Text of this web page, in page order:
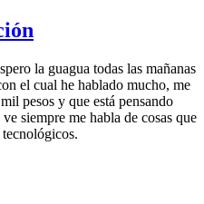
la guagua todas las mañanas
el cual he hablado mucho, me
pesos y que está pensando
siempre me habla de cosas que